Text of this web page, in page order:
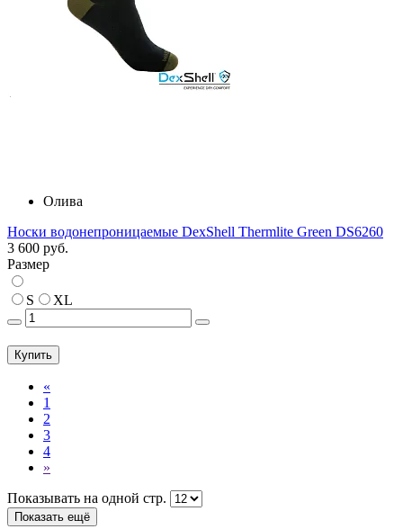
Олива
Носки водонепроницаемые DexShell Thermlite Green DS6260
3 600 руб.
Размер
S XL
Купить
«
1
2
3
4
»
Показывать на одной стр.
Показать ещё